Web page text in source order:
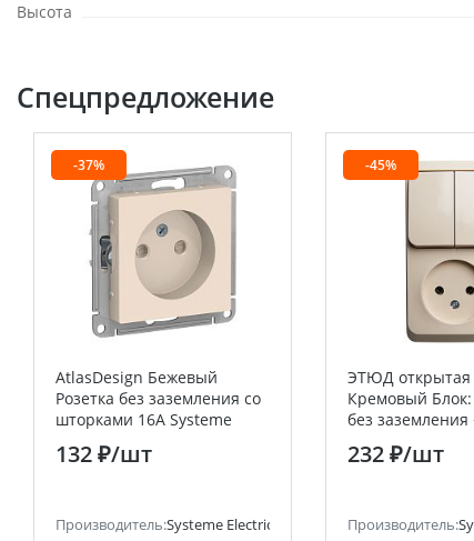
Высота
Спецпредложение
Schneider Electric)
-37%
AtlasDesign Бежевый
Розетка без заземления со
шторками 16А Systeme
Electric (Schneider Electric)
132 ₽/шт
Производитель:Systeme Electric (ранее Schneider Electric)
-45%
ЭТЮД открытая
Кремовый Блок:
без заземления
Выключатель
Systeme Electric
232 ₽/шт
Производитель: